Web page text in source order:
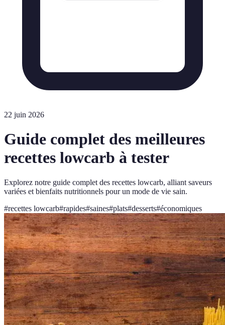
22 juin 2026
Guide complet des meilleures
recettes lowcarb à tester
Explorez notre guide complet des recettes lowcarb, alliant saveurs
variées et bienfaits nutritionnels pour un mode de vie sain.
#recettes lowcarb#rapides#saines#plats#desserts#économiques